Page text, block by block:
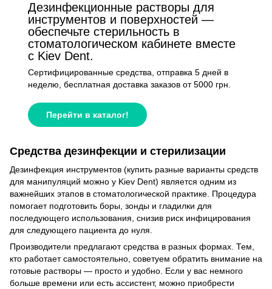
Дезинфекционные растворы для
инструментов и поверхностей —
обеспечьте стерильность в
стоматологическом кабинете вместе
с Kiev Dent.
Сертифицированные средства, отправка 5 дней в
неделю, бесплатная доставка заказов от 5000 грн.
Перейти в каталог!
Средства дезинфекции и стерилизации
Дезинфекция инструментов (купить разные варианты средств
для манипуляций можно у Kiev Dent) является одним из
важнейших этапов в стоматологической практике. Процедура
помогает подготовить боры, зонды и гладилки для
последующего использования, снизив риск инфицирования
для следующего пациента до нуля.
Производители предлагают средства в разных формах. Тем,
кто работает самостоятельно, советуем обратить внимание на
готовые растворы — просто и удобно. Если у вас немного
больше времени или есть ассистент, можно приобрести